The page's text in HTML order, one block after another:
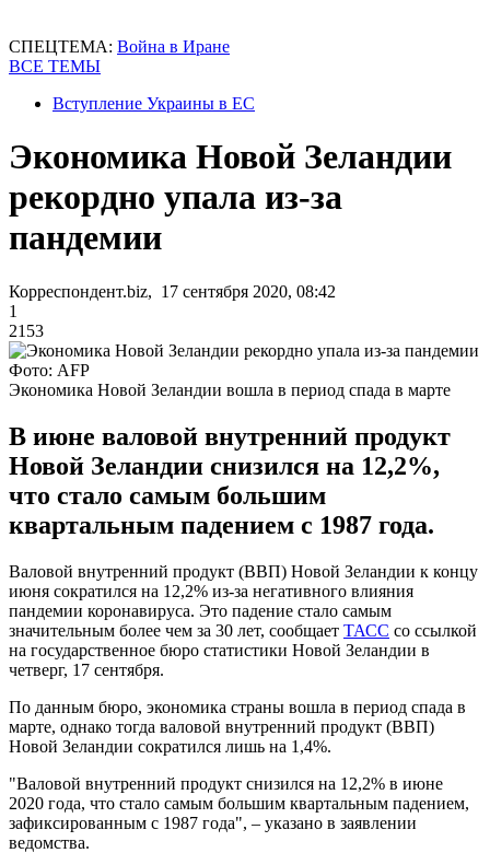
СПЕЦТЕМА: Война в Иране
ВСЕ ТЕМЫ
Вступление Украины в ЕС
Экономика Новой Зеландии
рекордно упала из-за
пандемии
Корреспондент.biz, 17 сентября 2020, 08:42
1
2153
Фото: AFP
Экономика Новой Зеландии вошла в период спада в марте
В июне валовой внутренний продукт
Новой Зеландии снизился на 12,2%,
что стало самым большим
квартальным падением с 1987 года.
Валовой внутренний продукт (ВВП) Новой Зеландии к концу
июня сократился на 12,2% из-за негативного влияния
пандемии коронавируса. Это падение стало самым
значительным более чем за 30 лет, сообщает ТАСС со ссылкой
на государственное бюро статистики Новой Зеландии в
четверг, 17 сентября.
По данным бюро, экономика страны вошла в период спада в
марте, однако тогда валовой внутренний продукт (ВВП)
Новой Зеландии сократился лишь на 1,4%.
"Валовой внутренний продукт снизился на 12,2% в июне
2020 года, что стало самым большим квартальным падением,
зафиксированным с 1987 года", – указано в заявлении
ведомства.